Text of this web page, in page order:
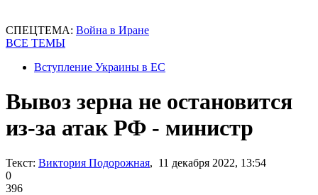
СПЕЦТЕМА: Война в Иране
ВСЕ ТЕМЫ
Вступление Украины в ЕС
Вывоз зерна не остановится
из-за атак РФ - министр
Текст: Виктория Подорожная, 11 декабря 2022, 13:54
0
396